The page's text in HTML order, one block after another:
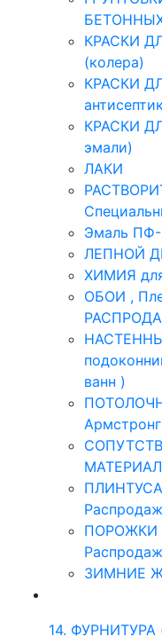
КРАСКИ
(колера)
КРАСКИ
КРАСКИ
эмали)
ЛАКИ
Эмаль ПФ-
ЛЕПНОЙ
ХИМИЯ
ОБОИ ,
ванн )
ПОРОЖКИ
ЗИМНИЕ
14. ФУРНИТУРА